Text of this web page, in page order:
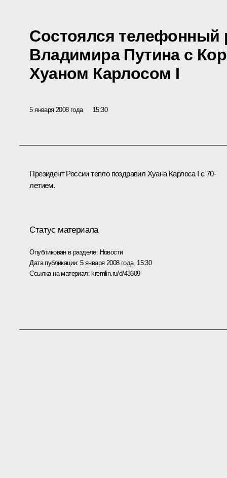
Состоялся телефонный
Владимира Путина с
Хуаном Карлосом I
5 января 2008 года 15:30
Президент России тепло поздравил Хуана Карлоса I с 70-
летием.
Статус материала
Опубликован в разделе: Новости
Дата публикации:5 января 2008 года, 15:30
Ссылка на материал:kremlin.ru/d/43609